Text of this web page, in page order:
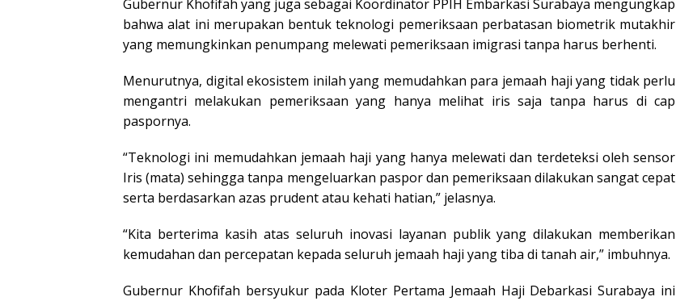
Gubernur Khofifah yang juga sebagai Koordinator PPIH Embarkasi Surabaya mengungkap
bahwa alat ini merupakan bentuk teknologi pemeriksaan perbatasan biometrik mutakhir
yang memungkinkan penumpang melewati pemeriksaan imigrasi tanpa harus berhenti.
Menurutnya, digital ekosistem inilah yang memudahkan para jemaah haji yang tidak perlu
mengantri melakukan pemeriksaan yang hanya melihat iris saja tanpa harus di cap
paspornya.
“Teknologi ini memudahkan jemaah haji yang hanya melewati dan terdeteksi oleh sensor
Iris (mata) sehingga tanpa mengeluarkan paspor dan pemeriksaan dilakukan sangat cepat
serta berdasarkan azas prudent atau kehati hatian,” jelasnya.
“Kita berterima kasih atas seluruh inovasi layanan publik yang dilakukan memberikan
kemudahan dan percepatan kepada seluruh jemaah haji yang tiba di tanah air,” imbuhnya.
Gubernur Khofifah bersyukur pada Kloter Pertama Jemaah Haji Debarkasi Surabaya ini